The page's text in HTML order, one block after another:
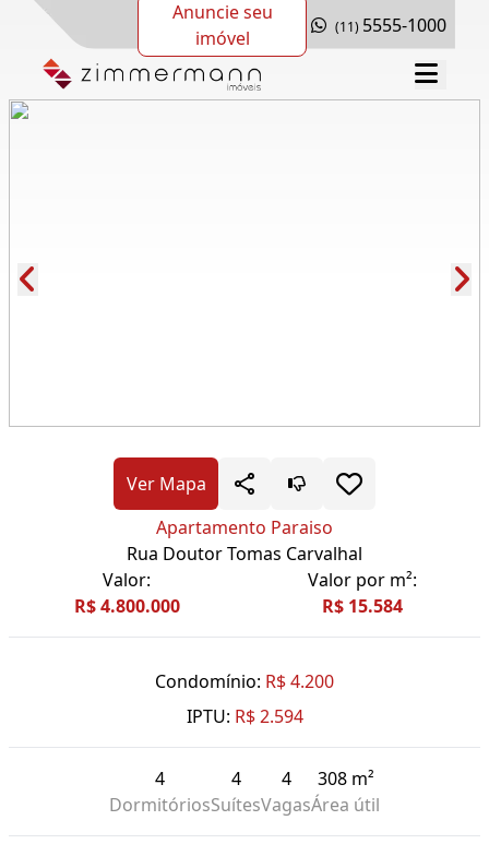
Anuncie seu
imóvel
(11) 5555-1000
Ver Mapa
Apartamento Paraiso
Rua Doutor Tomas Carvalhal
Valor:
R$ 4.800.000
Valor por m²:
R$ 15.584
Condomínio: R$ 4.200
IPTU: R$ 2.594
4
Dormitórios
4
Suítes
4
Vagas
308 m²
Área útil